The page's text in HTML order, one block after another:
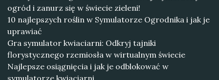
ogród i zanurz się w świecie zieleni!
10 najlepszych roślin w Symulatorze Ogrodnika i jak je
uprawiać
Gra symulator kwiaciarni: Odkryj tajniki
florystycznego rzemiosła w wirtualnym świecie
Najlepsze osiągnięcia i jak je odblokować w
symulatorze kwiaciarni